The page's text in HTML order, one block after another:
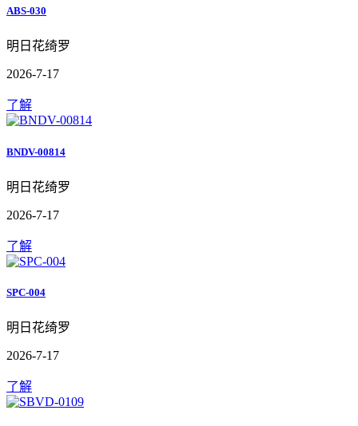
ABS-030
明日花绮罗
2026-7-17
了解
BNDV-00814
明日花绮罗
2026-7-17
了解
SPC-004
明日花绮罗
2026-7-17
了解